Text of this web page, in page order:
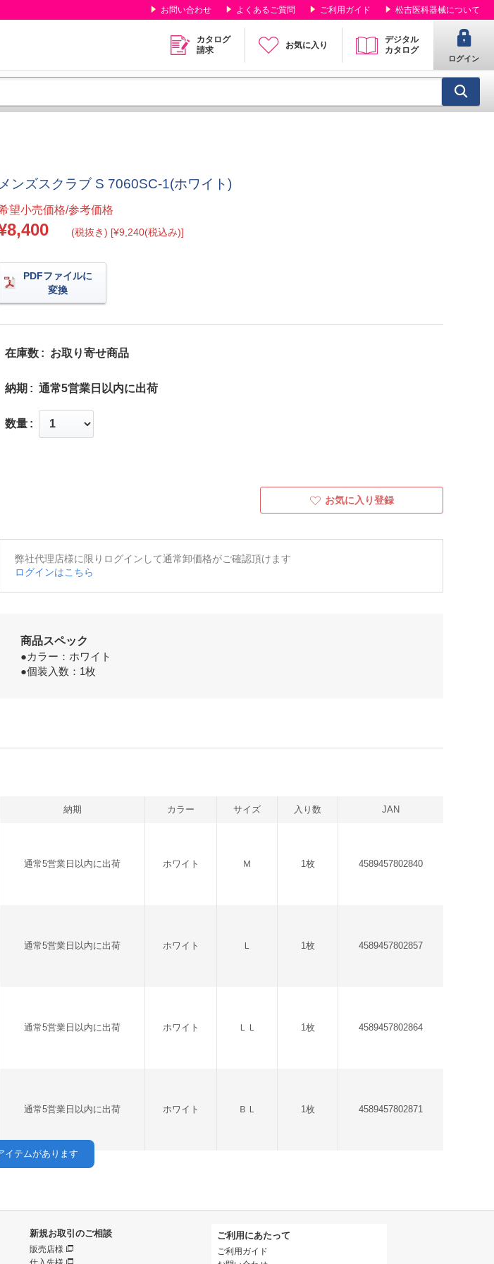
お問い合わせ よくあるご質問 ご利用ガイド 松吉医科器械について
カタログ
請求
お気に入り
デジタル
カタログ
ログイン
メンズスクラブ S 7060SC-1(ホワイト)
望小売価格/参考価格
(税抜き) [¥9,240(税込み)]
PDFファイルに
変換
在庫数 お取り寄せ商品
納期 通常5営業日以内に出荷
数量
お気に入り登録
弊社代理店様に限りログインして通常卸価格がご確認頂けます
ログインはこちら
商品スペック
●カラー：ホワイト
●個装入数：1枚
納期 カラー サイズ 入り数 JAN
通常5営業日以内に出荷 ホワイト Ｍ 1枚 4589457802840
通常5営業日以内に出荷 ホワイト Ｌ 1枚 4589457802857
通常5営業日以内に出荷 ホワイト ＬＬ 1枚 4589457802864
通常5営業日以内に出荷 ホワイト ＢＬ 1枚 4589457802871
イテムがあります
新規お取引のご相談
販売店様
ご利用にあたって
ご利用ガイド